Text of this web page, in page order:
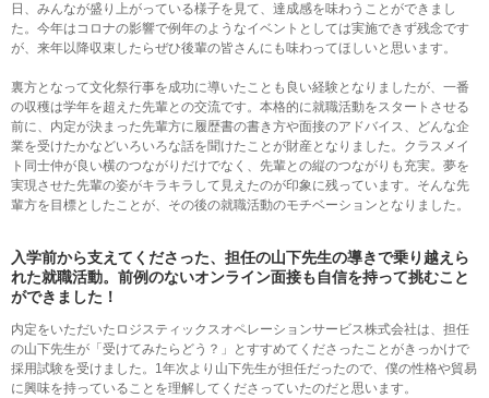
日、みんなが盛り上がっている様子を見て、達成感を味わうことができまし
た。今年はコロナの影響で例年のようなイベントとしては実施できず残念です
が、来年以降収束したらぜひ後輩の皆さんにも味わってほしいと思います。
裏方となって文化祭行事を成功に導いたことも良い経験となりましたが、一番
の収穫は学年を超えた先輩との交流です。本格的に就職活動をスタートさせる
前に、内定が決まった先輩方に履歴書の書き方や面接のアドバイス、どんな企
業を受けたかなどいろいろな話を聞けたことが財産となりました。クラスメイ
ト同士仲が良い横のつながりだけでなく、先輩との縦のつながりも充実。夢を
実現させた先輩の姿がキラキラして見えたのが印象に残っています。そんな先
輩方を目標としたことが、その後の就職活動のモチベーションとなりました。
入学前から支えてくださった、担任の山下先生の導きで乗り越えら
れた就職活動。 前例のないオンライン面接も自信を持って挑むこと
ができました！
内定をいただいたロジスティックスオペレーションサービス株式会社は、担任
の山下先生が「受けてみたらどう？」とすすめてくださったことがきっかけで
採用試験を受けました。1年次より山下先生が担任だったので、僕の性格や貿易
に興味を持っていることを理解してくださっていたのだと思います。